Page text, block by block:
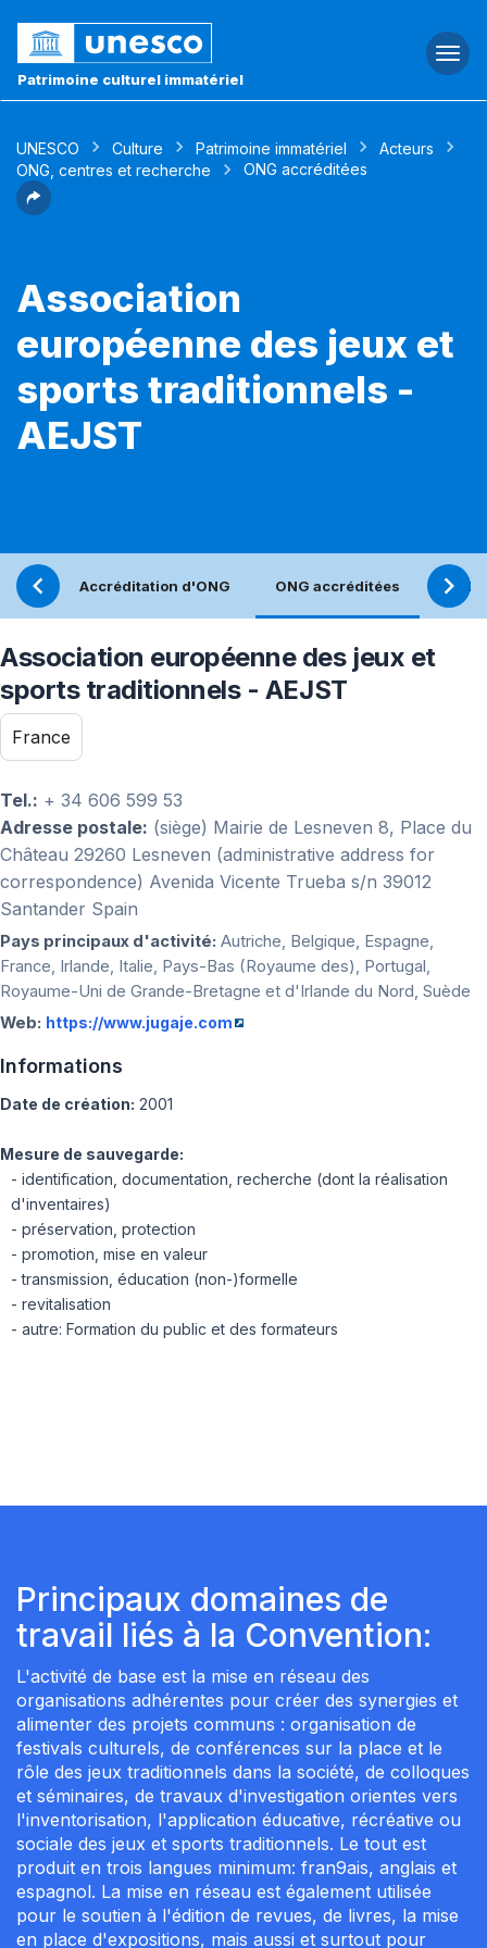
Patrimoine culturel immatériel
UNESCO Culture Patrimoine immatériel
Acteurs
ONG, centres et recherche
ONG accréditées
Association
européenne des jeux et
sports traditionnels -
AEJST
Accréditation d'ONG ONG accréditées
Association européenne des jeux et
sports traditionnels - AEJST
France
Tel.: + 34 606 599 53
Adresse postale: (siège) Mairie de Lesneven 8, Place du
Château 29260 Lesneven (administrative address for
correspondence) Avenida Vicente Trueba s/n 39012
Santander Spain
Pays principaux d'activité: Autriche, Belgique, Espagne,
France, Irlande, Italie, Pays-Bas (Royaume des), Portugal,
Royaume-Uni de Grande-Bretagne et d'Irlande du Nord, Suède
Web: https://www.jugaje.com
Informations
Date de création: 2001
Mesure de sauvegarde:
- identification, documentation, recherche (dont la réalisation
d'inventaires)
- préservation, protection
- promotion, mise en valeur
- transmission, éducation (non-)formelle
- revitalisation
- autre: Formation du public et des formateurs
Principaux domaines de
travail liés à la Convention:
L'activité de base est la mise en réseau des
organisations adhérentes pour créer des synergies et
alimenter des projets communs : organisation de
festivals culturels, de conférences sur la place et le
rôle des jeux traditionnels dans la société, de colloques
et séminaires, de travaux d'investigation orientes vers
l'inventorisation, l'application éducative, récréative ou
sociale des jeux et sports traditionnels. Le tout est
produit en trois langues minimum: fran9ais, anglais et
espagnol. La mise en réseau est également utilisée
pour le soutien à l'édition de revues, de livres, la mise
en place d'expositions, mais aussi et surtout pour